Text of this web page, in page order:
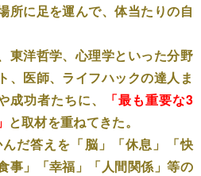
所に足を運んで、体当たりの自
東洋哲学、心理学といった分野
、医師、ライフハックの達人ま
功者たちに、
「最も重要な3
と取材を重ねてきた。
だ答えを「脳」「休息」「快
事」「幸福」「人間関係」等の